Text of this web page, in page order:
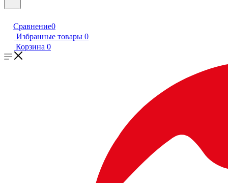
Сравнение0
Избранные товары 0
Корзина 0